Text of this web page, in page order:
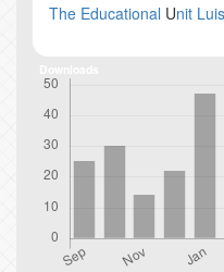
The Educational Unit Luis